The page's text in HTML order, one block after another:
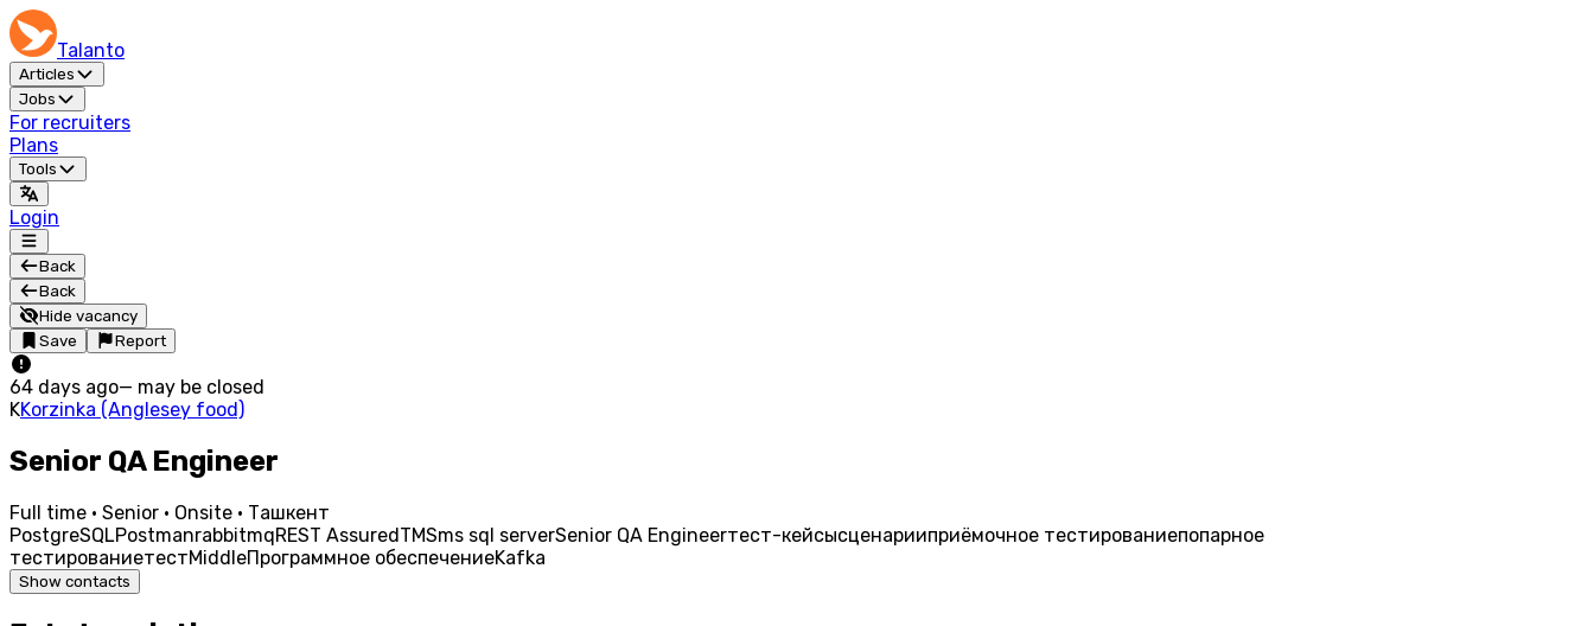
Talanto
Articles
Jobs
For recruiters
Plans
Tools
Login
Back
Back
Hide vacancy
Save
Report
64 days ago— may be closed
KKorzinka (Anglesey food)
Senior QA Engineer
Full time · Senior · Onsite · Ташкент
PostgreSQLPostmanrabbitmqREST AssuredTMSms sql serverSenior QA Engineerтест-кейсысценарииприёмочное тестированиепопарное
тестированиетестMiddleПрограммное обеспечениеKafka
Show contacts